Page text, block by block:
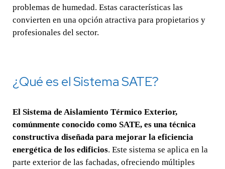
problemas de humedad. Estas características las
convierten en una opción atractiva para propietarios y
profesionales del sector.
¿Qué es el Sistema SATE?
El Sistema de Aislamiento Térmico Exterior,
comúnmente conocido como SATE, es una técnica
constructiva diseñada para mejorar la eficiencia
energética de los edificios. Este sistema se aplica en la
parte exterior de las fachadas, ofreciendo múltiples